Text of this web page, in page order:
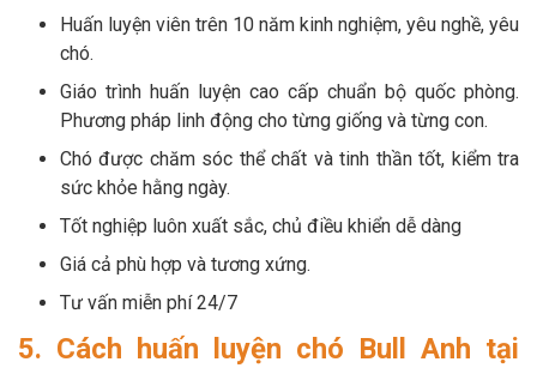
Huấn luyện viên trên 10 năm kinh nghiệm, yêu nghề, yêu
chó.
Giáo trình huấn luyện cao cấp chuẩn bộ quốc phòng.
Phương pháp linh động cho từng giống và từng con.
Chó được chăm sóc thể chất và tinh thần tốt, kiểm tra
sức khỏe hằng ngày.
Tốt nghiệp luôn xuất sắc, chủ điều khiển dễ dàng
Giá cả phù hợp và tương xứng.
Tư vấn miễn phí 24/7
5. Cách huấn luyện chó Bull Anh tại